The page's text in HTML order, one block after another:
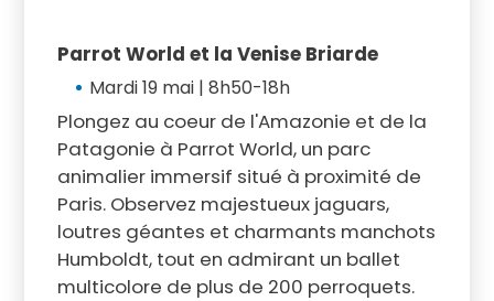
Parrot World et la Venise Briarde
Mardi 19 mai | 8h50-18h
Plongez au coeur de l'Amazonie et de la
Patagonie à Parrot World, un parc
animalier immersif situé à proximité de
Paris. Observez majestueux jaguars,
loutres géantes et charmants manchots
Humboldt, tout en admirant un ballet
multicolore de plus de 200 perroquets.